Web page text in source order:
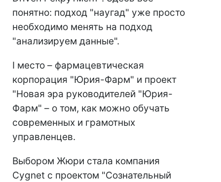
понятно: подход "наугад" уже просто
необходимо менять на подход
"анализируем данные".
I место – фармацевтическая
корпорация "Юрия-Фарм" и проект
"Новая эра руководителей "Юрия-
Фарм" – о том, как можно обучать
современных и грамотных
управленцев.
Выбором Жюри стала компания
Cygnet с проектом "Сознательный